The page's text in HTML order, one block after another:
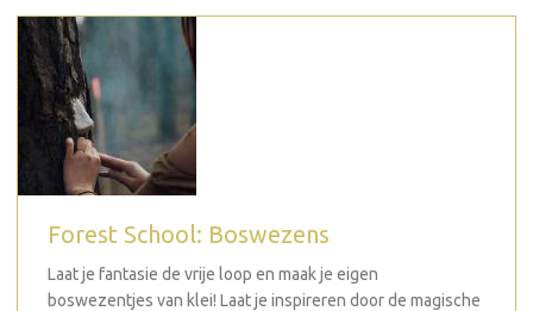
Forest School: Boswezens
Laat je fantasie de vrije loop en maak je eigen
boswezentjes van klei! Laat je inspireren door de magische